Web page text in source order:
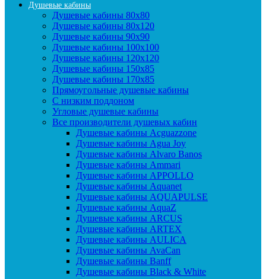
Душевые кабины
Душевые кабины 80x80
Душевые кабины 80x120
Душевые кабины 90х90
Душевые кабины 100x100
Душевые кабины 120x120
Душевые кабины 150x85
Душевые кабины 170x85
Прямоугольные душевые кабины
С низким поддоном
Угловые душевые кабины
Все производители душевых кабин
Душевые кабины Acguazzone
Душевые кабины Agua Joy
Душевые кабины Alvaro Banos
Душевые кабины Ammari
Душевые кабины APPOLLO
Душевые кабины Aquanet
Душевые кабины AQUAPULSE
Душевые кабины AquaZ
Душевые кабины ARCUS
Душевые кабины ARTEX
Душевые кабины AULICA
Душевые кабины AvaCan
Душевые кабины Banff
Душевые кабины Black & White